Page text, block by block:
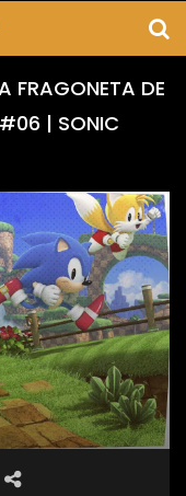
FRAGONETA DE
#06 | SONIC